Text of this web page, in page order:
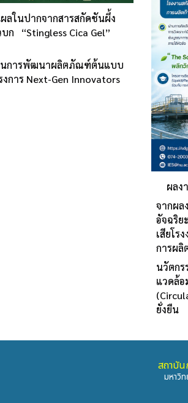
ลในปากจากสารสกัดชันผึ้ง
ก “Stingless Cica Gel”
นการพัฒนาผลิตภัณฑ์ต้นแบบ
การ Next-Gen Innovators
ผลง
จากผล
อัจฉริย
เสียโร
การผลิ
นวัตก
แวดล้อ
ยั่งยืน
สถาบัน
มหาวิ